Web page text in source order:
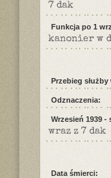
7 dak
Funkcja po 1
kanonier w
Przebieg
Odznaczenia:
Wrzesień 1939 -
wraz z 7 dak
Data śmierci: